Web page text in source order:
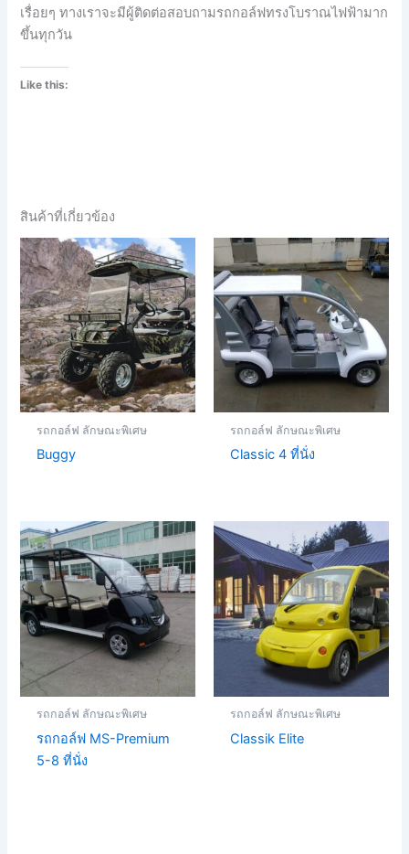
เรื่อยๆ ทางเราจะมีผู้ติดต่อสอบถามรถกอล์ฟทรงโบราณไฟฟ้ามาก
ขึ้นทุกวัน
Like this:
สินค้าที่เกี่ยวข้อง
รถกอล์ฟ ลักษณะพิเศษ
Buggy
รถกอล์ฟ ลักษณะพิเศษ
Classic 4 ที่นั่ง
รถกอล์ฟ ลักษณะพิเศษ
รถกอล์ฟ MS-Premium
5-8 ที่นั่ง
รถกอล์ฟ ลักษณะพิเศษ
Classik Elite